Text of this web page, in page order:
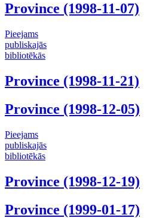
Province (1998-11-07)
Pieejams
publiskajās
bibliotēkās
Province (1998-11-21)
Province (1998-12-05)
Pieejams
publiskajās
bibliotēkās
Province (1998-12-19)
Province (1999-01-17)